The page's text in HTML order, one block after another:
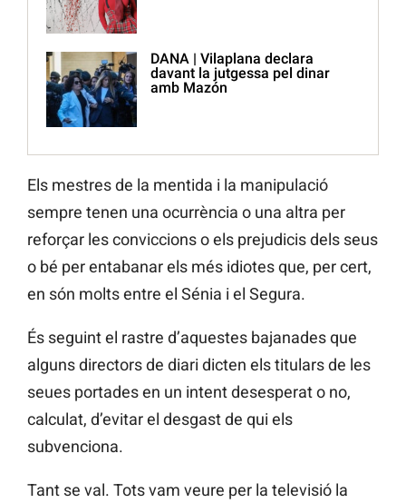
DANA | Vilaplana declara
davant la jutgessa pel dinar
amb Mazón
Els mestres de la mentida i la manipulació
sempre tenen una ocurrència o una altra per
reforçar les conviccions o els prejudicis dels seus
o bé per entabanar els més idiotes que, per cert,
en són molts entre el Sénia i el Segura.
És seguint el rastre d’aquestes bajanades que
alguns directors de diari dicten els titulars de les
seues portades en un intent desesperat o no,
calculat, d’evitar el desgast de qui els
subvenciona.
Tant se val. Tots vam veure per la televisió la